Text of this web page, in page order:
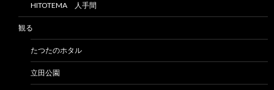
HITOTEMA 人手間
観る
たつたのホタル
立田公園